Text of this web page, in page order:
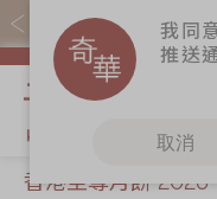
購物滿
關於奇華 奇
香港至尊月餅 2026
我同
推送
取消